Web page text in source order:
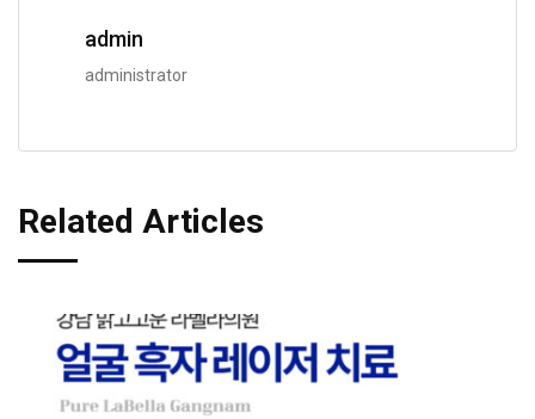
admin
administrator
Related Articles